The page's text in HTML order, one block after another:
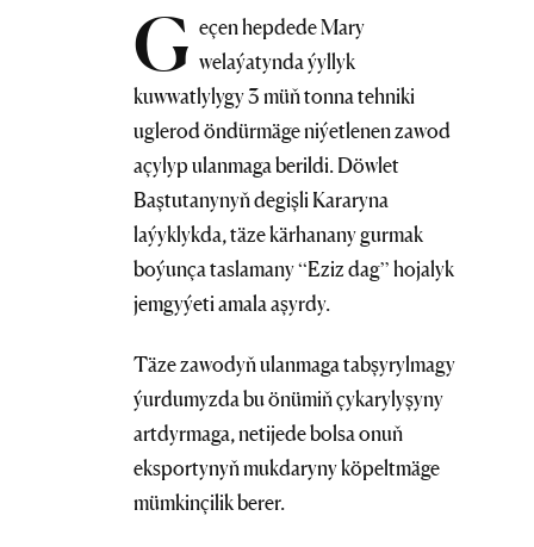
G eçen hepdede Mary
welaýatynda ýyllyk
kuwwatlylygy 3 müň tonna tehniki
uglerod öndürmäge niýetlenen zawod
açylyp ulanmaga berildi. Döwlet
Baştutanynyň degişli Kararyna
laýyklykda, täze kärhanany gurmak
boýunça taslamany “Eziz dag” hojalyk
jemgyýeti amala aşyrdy.
Täze zawodyň ulanmaga tabşyrylmagy
ýurdumyzda bu önümiň çykarylyşyny
artdyrmaga, netijede bolsa onuň
eksportynyň mukdaryny köpeltmäge
mümkinçilik berer.